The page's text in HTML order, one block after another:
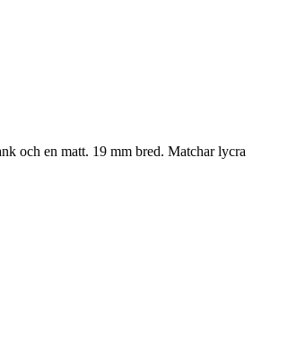
och en matt. 19 mm bred. Matchar lycra